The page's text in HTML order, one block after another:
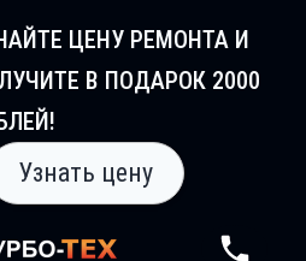
ЦЕНУ РЕМОНТА И
В ПОДАРОК 2000
Узнать цену